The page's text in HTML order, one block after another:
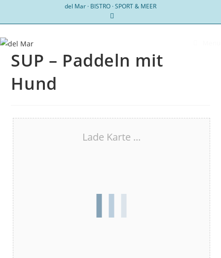
del Mar · BISTRO · SPORT & MEER
SUP – Paddeln mit
Hund
Lade Karte ...